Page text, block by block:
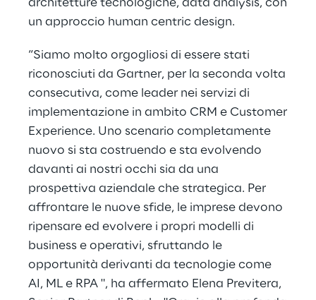
architetture tecnologiche, data analysis, con
un approccio human centric design.
“Siamo molto orgogliosi di essere stati
riconosciuti da Gartner, per la seconda volta
consecutiva, come leader nei servizi di
implementazione in ambito CRM e Customer
Experience. Uno scenario completamente
nuovo si sta costruendo e sta evolvendo
davanti ai nostri occhi sia da una
prospettiva aziendale che strategica. Per
affrontare le nuove sfide, le imprese devono
ripensare ed evolvere i propri modelli di
business e operativi, sfruttando le
opportunità derivanti da tecnologie come
AI, ML e RPA ", ha affermato Elena Previtera,